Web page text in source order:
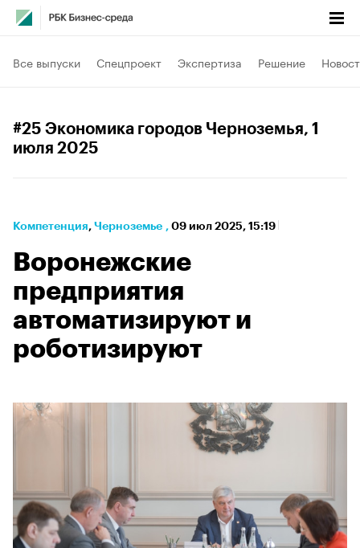
Все выпуски Спецпроект Экспертиза Решение
#25 Экономика городов Черноземья, 1
июля 2025
Компетенция⁠, Черноземье , 09 июл 2025, 15:19
Воронежские
предприятия
автоматизируют и
роботизируют